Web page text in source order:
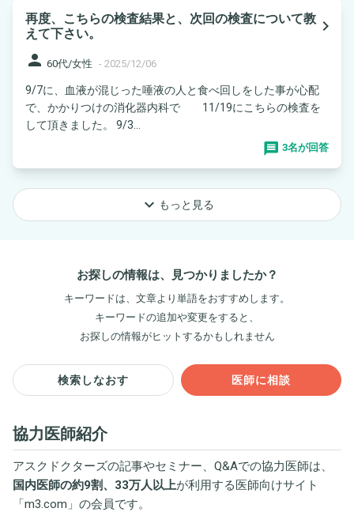
再度、こちらの検査結果と、次回の検査について教
えて下さい。
navigate_next
person 60代/女性 - 2025/12/06
9/7に、血液が混じった唾液の人と食べ回しをした事が心配
で、かかりつけの消化器内科で 11/19にこちらの検査を
して頂きました。 9/3...
3名が回答
keyboard_arrow_down もっと見る
お探しの情報は、見つかりましたか？
キーワードは、文章より単語をおすすめします。
キーワードの追加や変更をすると、
お探しの情報がヒットするかもしれません
検索しなおす 医師に相談
協力医師紹介
アスクドクターズの記事やセミナー、Q&Aでの協力医師は、
国内医師の約9割、33万人以上が利用する医師向けサイト
「m3.com 」の会員です。